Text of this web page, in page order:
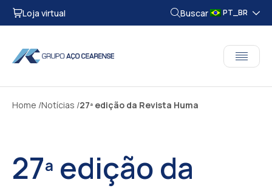
Loja virtual Buscar PT_BR
Home Notícias 27ª edição da Revista Huma
27ª edição da